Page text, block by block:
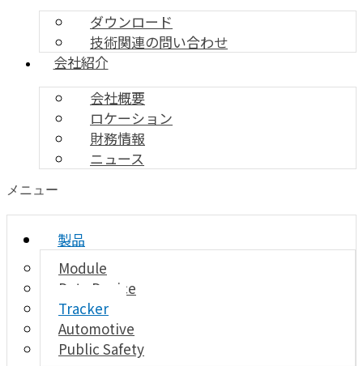
ダウンロード
技術関連の問い合わせ
会社紹介
会社概要
ロケーション
財務情報
ニュース
メニュー
製品
Module
Data Device
Tracker
Automotive
Public Safety